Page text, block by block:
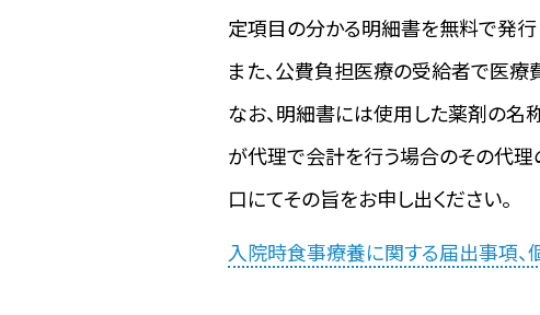
定項目の分かる明細書を無料で発行
また、公費負担医療の受給者で医療
なお、明細書には使用した薬剤の名
が代理で会計を行う場合のその代
口にてその旨をお申し出ください。
入院時食事療養に関する届出事項